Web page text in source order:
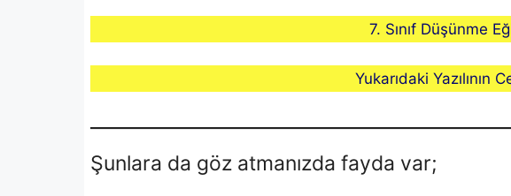
7. Sınıf Düşünme
Yukarıdaki Yazılının
Şunlara da göz atmanızda fayda var;